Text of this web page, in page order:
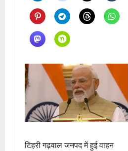
टिहरी गढ़वाल जनपद में हुई वाहन